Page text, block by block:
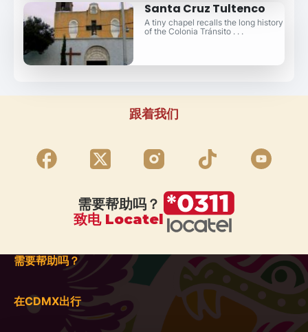
Santa Cruz Tultenco
A tiny chapel recalls the long history
of the Colonia Tránsito . . .
跟着我们
需要帮助吗？
致电 Locatel
需要帮助吗？
在CDMX出行